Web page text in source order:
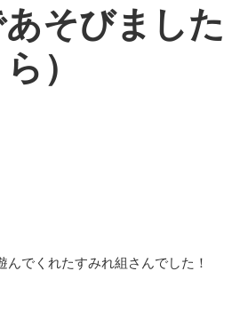
そびまし
）
んでくれたすみれ組さんでした！